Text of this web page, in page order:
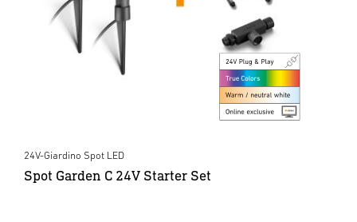
24V-Giardino Spot LED
Spot Garden C 24V Starter Set